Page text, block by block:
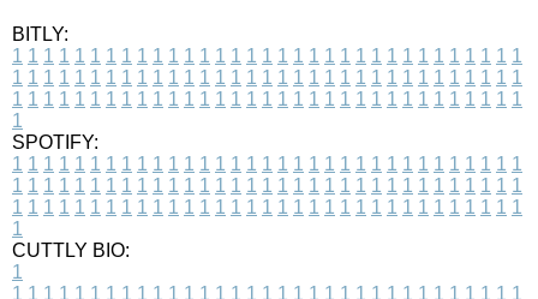
BITLY:
1 1 1 1 1 1 1 1 1 1 1 1 1 1 1 1 1 1 1 1 1 1 1 1 1 1 1 1 1 1 1 1 1
1 1 1 1 1 1 1 1 1 1 1 1 1 1 1 1 1 1 1 1 1 1 1 1 1 1 1 1 1 1 1 1 1
1 1 1 1 1 1 1 1 1 1 1 1 1 1 1 1 1 1 1 1 1 1 1 1 1 1 1 1 1 1 1 1 1
1
SPOTIFY:
1 1 1 1 1 1 1 1 1 1 1 1 1 1 1 1 1 1 1 1 1 1 1 1 1 1 1 1 1 1 1 1 1
1 1 1 1 1 1 1 1 1 1 1 1 1 1 1 1 1 1 1 1 1 1 1 1 1 1 1 1 1 1 1 1 1
1 1 1 1 1 1 1 1 1 1 1 1 1 1 1 1 1 1 1 1 1 1 1 1 1 1 1 1 1 1 1 1 1
1
CUTTLY BIO:
1
1 1 1 1 1 1 1 1 1 1 1 1 1 1 1 1 1 1 1 1 1 1 1 1 1 1 1 1 1 1 1 1 1